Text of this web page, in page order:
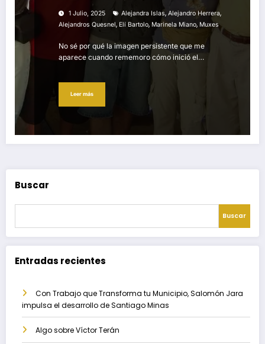
Buscadoras del Peligro”
1 Julio, 2025 Alejandra Islas, Alejandro Herrera,
Alejandros Quesnel, Elí Bartolo, Marinela Miano, Muxes
No sé por qué la imagen persistente que me
aparece cuando rememoro cómo inició el…
Leer más
Buscar
Buscar
Entradas recientes
Con Trabajo que Transforma tu Municipio, Salomón Jara
impulsa el desarrollo de Santiago Minas
Algo sobre Víctor Terán